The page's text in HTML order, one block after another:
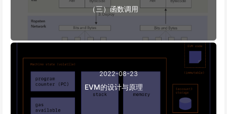
（三）函数调用
2022-08-23
EVM的设计与原理